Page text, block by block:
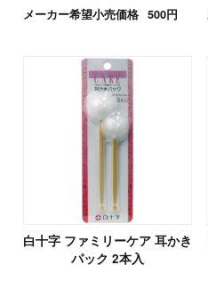
メーカー希望小売価格 500円
白十字 ファミリーケア 耳かき
パック 2本入